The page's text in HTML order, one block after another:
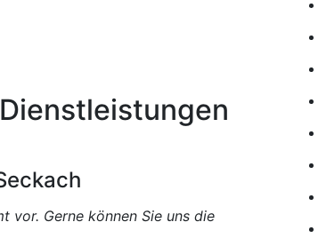
vor. Gerne können Sie uns die